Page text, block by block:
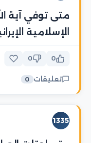
متى توفي آية
الإسلامية
0
0
تعليقات 0
1335